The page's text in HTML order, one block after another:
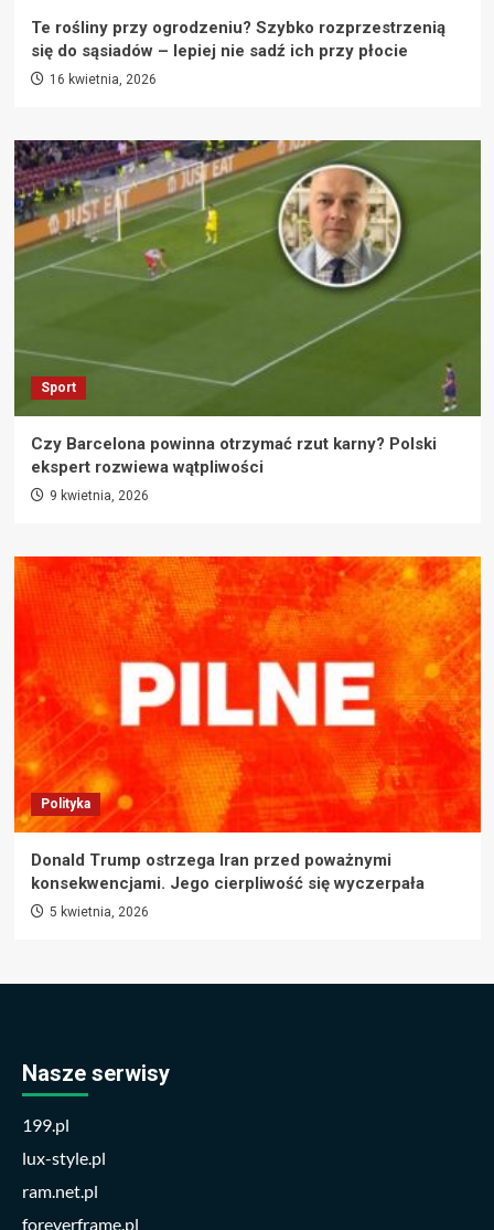
Te rośliny przy ogrodzeniu? Szybko rozprzestrzenią
się do sąsiadów – lepiej nie sadź ich przy płocie
16 kwietnia, 2026
Sport
Czy Barcelona powinna otrzymać rzut karny? Polski
ekspert rozwiewa wątpliwości
9 kwietnia, 2026
Polityka
Donald Trump ostrzega Iran przed poważnymi
konsekwencjami. Jego cierpliwość się wyczerpała
5 kwietnia, 2026
Nasze serwisy
199.pl
lux-style.pl
ram.net.pl
foreverframe.pl